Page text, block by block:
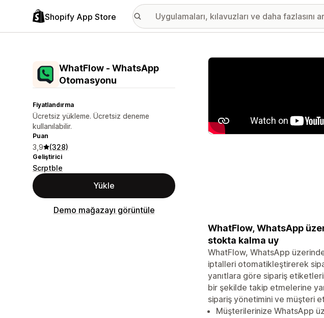
Shopify App Store
WhatFlow ‑ WhatsApp
Otomasyonu
Fiyatlandırma
Ücretsiz yükleme. Ücretsiz deneme
kullanılabilir.
Puan
3,9 (328)
Geliştirici
Scrptble
Yükle
Demo mağazayı görüntüle
Öne çıkan görsel galerisi
WhatFlow, WhatsApp
stokta kalma uy
WhatFlow, WhatsApp
iptalleri otomatikleştirerek
yanıtlara göre sipariş
bir şekilde takip etmelerine
sipariş yönetimini ve müşteri
Müşterilerinize WhatsApp